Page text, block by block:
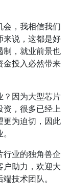
会，我相信我们
来说，这都是好
制，就业前景也
金投入必然带来
？因为大型芯片
资，很多已经上
更为迫切，因此
行业的独角兽企
户助力，欢迎大
技术团队。